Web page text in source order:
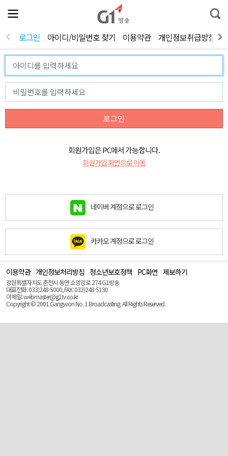
전
체
뉴
열
통
합
색
로그인 아이디/비밀번호 찾기 이용약관 개인정보취급방침
로그인
회원가입은 PC에서 가능합니다.
회원가입 화면으로 이동
네이버 계정으로 로그인
카카오 계정으로 로그인
이용약관 개인정보처리방침 청소년보호정책 PC화면 제보하기
강원특별자치도 춘천시 동면 소양강로 274 G1방송
대표전화: 033)248-5000, FAX: 033)248-5130
이메일: webmaster@g1tv.co.kr
Copyright © 2001 Gangwon No. 1 Broadcasting. All Rights Reserved.